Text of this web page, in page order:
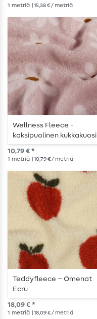
1 metriä | 15,38 € / metriä
Wellness Fleece -
kaksipuolinen kukkakuosi
vaaleanpunainen
10,79 € *
1 metriä | 10,79 € / metriä
Teddyfleece – Omenat
Ecru
18,09 € *
1 metriä | 18,09 € / metriä